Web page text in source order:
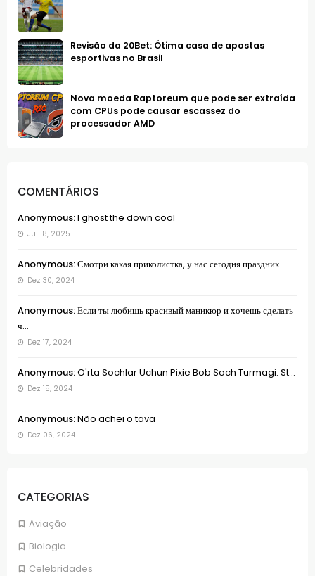
COMENTÁRIOS
Anonymous:I ghost the down cool
Jul 18, 2025
Anonymous:Смотри какая приколистка, у нас сегодня праздник -...
Dez 30, 2024
Anonymous:Если ты любишь красивый маникюр и хочешь сделать
ч...
Dez 17, 2024
Anonymous:O'rta Sochlar Uchun Pixie Bob Soch Turmagi: St...
Dez 15, 2024
Anonymous:Não achei o tava
Dez 06, 2024
CATEGORIAS
Aviação
Biologia
Celebridades
Revisão da 20Bet: Ótima casa de apostas
esportivas no Brasil
Nova moeda Raptoreum que pode ser extraída
com CPUs pode causar escassez do
processador AMD